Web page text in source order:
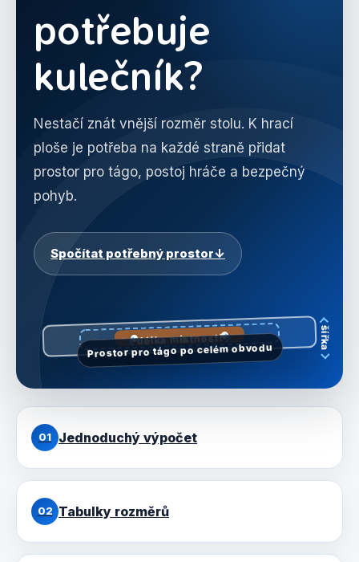
potřebuje
kulečník?
Nestačí znát vnější rozměr stolu. K hrací
ploše je potřeba na každé straně přidat
prostor pro tágo, postoj hráče a bezpečný
pohyb.
Spočítat potřebný prostor↓
délka místnosti šířka
Prostor pro tágo po celém obvodu
01 Jednoduchý výpočet
02 Tabulky rozměrů